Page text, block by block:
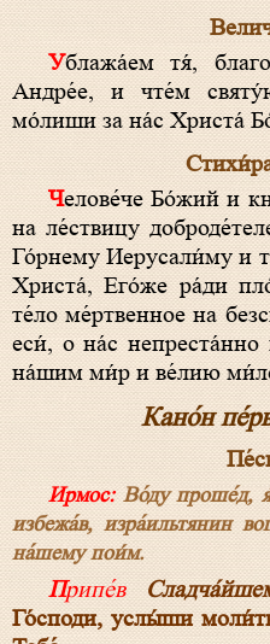
Ублажа́ем тя́, благове́рный вели́кий кня́же
Андре́е, и чте́м
мо́лиши за на́с Христа́
Челове́че Бо́жий и кня́же чу́дный! Ты́, возше́д
на ле́ствицу
Го́рнему Иерусали́му и
Христа́, Его́же ра́ди
те́ло ме́ртвенное на
еси́, о на́с
на́шим ми́р и ве́лию
Кано́н
Ирмос:Во́ду проше́д,
избежа́в, изра́ильтянин
на́шему пои́м.
Припе́в
Го́споди, услы́ши